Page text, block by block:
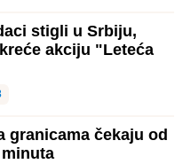
stigli u Srbiju,
akciju "Leteća
granicama čekaju od